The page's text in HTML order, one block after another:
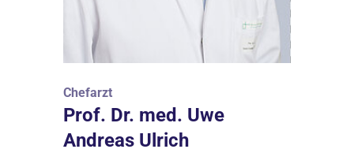
Chefarzt
Prof. Dr. med. Uwe
Andreas Ulrich